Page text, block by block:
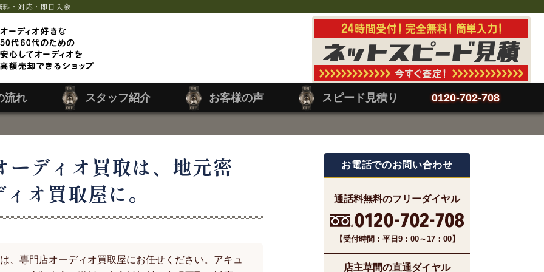
・対応・即日入金
流れ スタッフ紹介 お客様の声 スピード見積り 0120-702-708
ーディオ買取は、地元密
オ買取屋に。
、専門店オーディオ買取屋にお任せください。アキュ
お電話でのお問い合わせ
通話料無料のフリーダイヤル
【受付時間：平日9：00～17：00】
店主草間の直通ダイヤル